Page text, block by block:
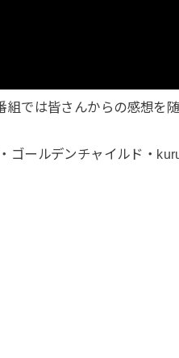
組では皆さんからの感想を
ゴールデンチャイルド・